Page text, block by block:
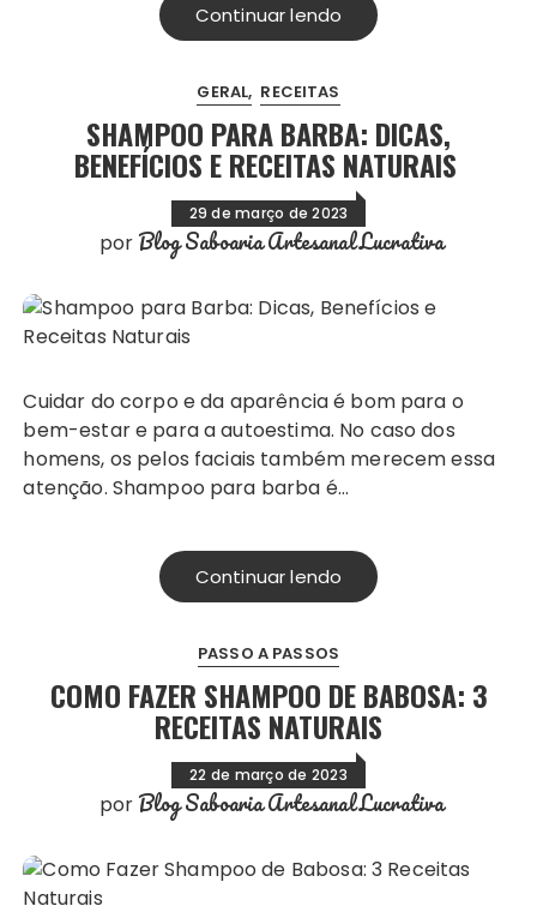
Continuar lendo
GERAL RECEITAS
SHAMPOO PARA BARBA: DICAS,
BENEFÍCIOS E RECEITAS NATURAIS
29 de março de 2023
por Blog Saboaria Artesanal Lucrativa
Cuidar do corpo e da aparência é bom para o
bem-estar e para a autoestima. No caso dos
homens, os pelos faciais também merecem essa
atenção. Shampoo para barba é…
Continuar lendo
PASSO A PASSOS
COMO FAZER SHAMPOO DE BABOSA: 3
RECEITAS NATURAIS
22 de março de 2023
por Blog Saboaria Artesanal Lucrativa